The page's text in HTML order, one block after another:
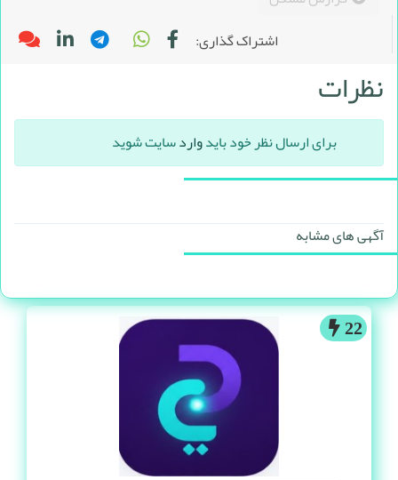
22
اشتراک گذاری:
نظرات
برای ارسال نظر خود بایدواردسایت شوید
آگهی های مشابه